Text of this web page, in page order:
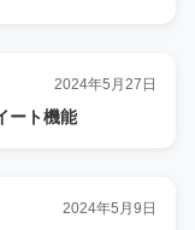
2024年5月27日
ート機能
2024年5月9日